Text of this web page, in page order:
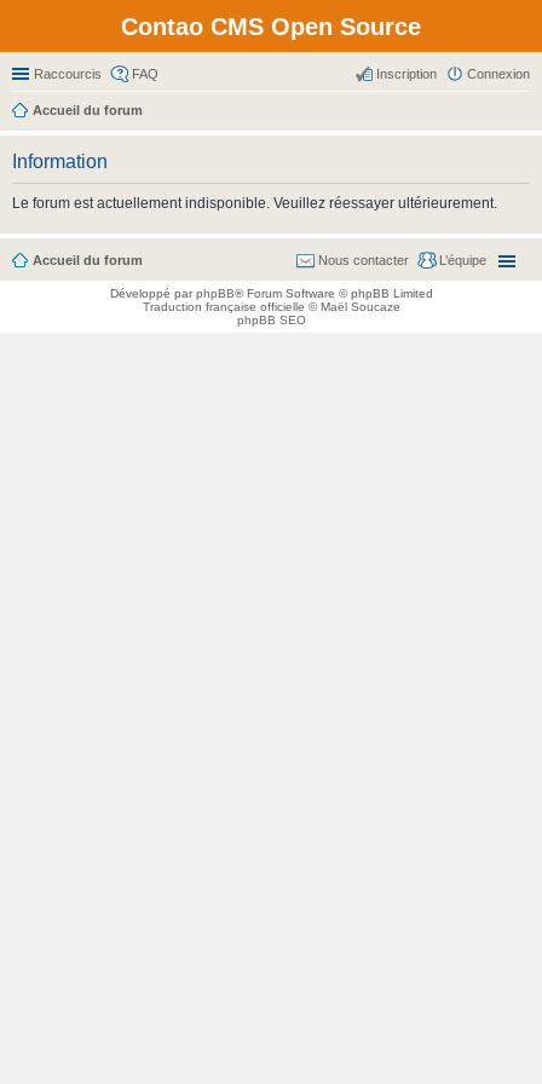
Contao CMS Open Source
Raccourcis FAQ Connexion
Inscription
Accueil du forum
Information
Le forum est actuellement indisponible. Veuillez réessayer ultérieurement.
Accueil du forum L’équipe
Nous contacter
Développé parphpBB® Forum Software © phpBB Limited
Traduction française officielle ©Maël Soucaze
phpBB SEO